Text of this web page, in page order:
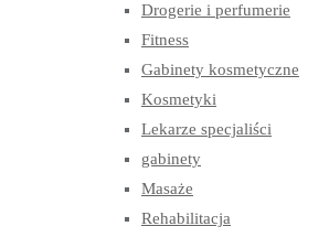
Drogerie i perfumerie
Fitness
Gabinety kosmetyczne
Kosmetyki
Lekarze specjaliści
gabinety
Masaże
Rehabilitacja